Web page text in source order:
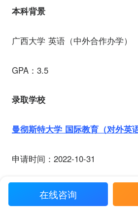
本科背景
广西大学 英语（中外合作办学）
GPA：3.5
录取学校
曼彻斯特大学 国际教育（对外英
申请时间：2022-10-31
录取时间：2023-02-11
在线咨询